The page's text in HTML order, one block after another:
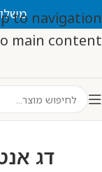
to navigation
main content
דג